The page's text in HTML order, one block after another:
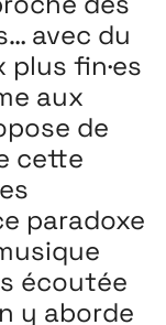
avec du
fin·es
aux
de
cette
paradoxe
écoutée
y aborde